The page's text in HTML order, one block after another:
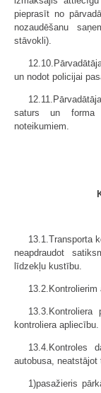
pieprasīt no
nozaudēšanu
stāvokli).
un nodot policijai
saturs un forma
noteikumiem.
13.1.Transporta
neapdraudot
līdzekļu kustību.
kontroliera apliecību.
13.4.Kontroles
autobusa,
1)pasažieris